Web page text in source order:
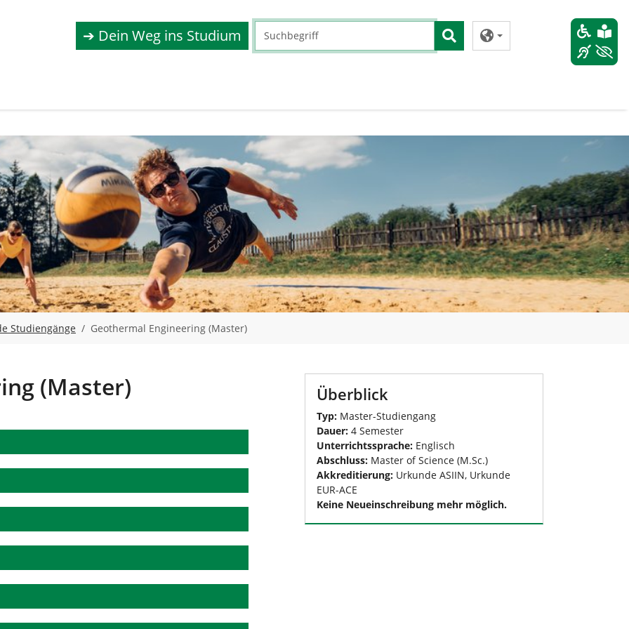
➔ Dein Weg ins Studium
Studiengänge Geothermal Engineering (Master)
(Master) Überblick
Typ: Master-Studiengang
Dauer: 4 Semester
Unterrichtssprache: Englisch
Abschluss: Master of Science (M.Sc.)
Akkreditierung: Urkunde ASIIN, Urkunde
EUR-ACE
Keine Neueinschreibung mehr möglich.